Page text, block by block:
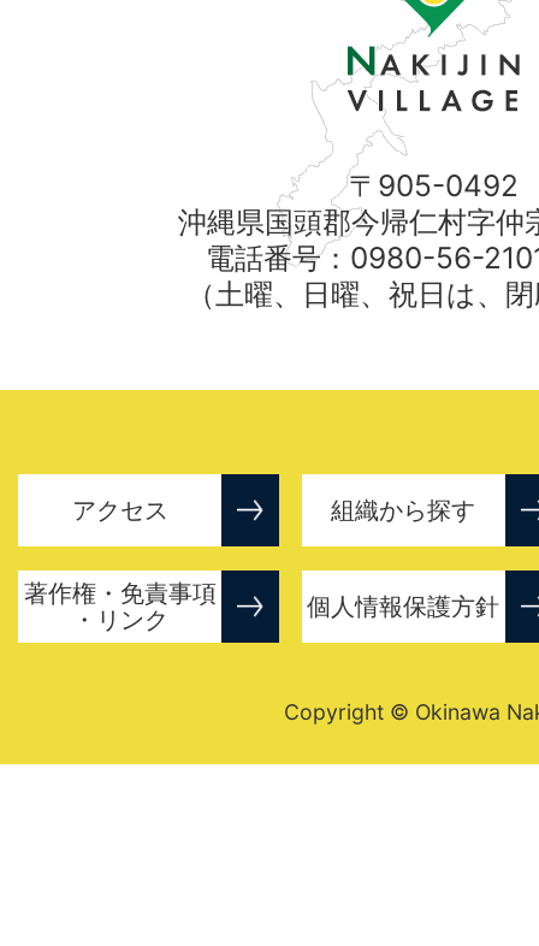
〒905-0492
沖縄県国頭郡今帰仁村字仲
電話番号：0980-56-
（土曜、日曜、祝日は、
アクセス 組織から探す
著作権・免責事項
・リンク
個人情報保護方針
Copyright © Okinawa